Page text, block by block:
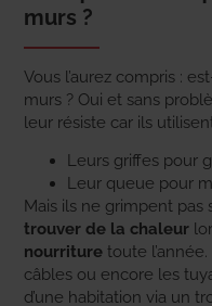
murs ?
Vous l’aurez compris :
murs ? Oui et sans
leur résiste car ils
Leurs griffes pour
Leur queue pour
Mais ils ne grimpent pas
trouver de la chaleur
nourriture toute
câbles ou encore les
d’une habitation via un